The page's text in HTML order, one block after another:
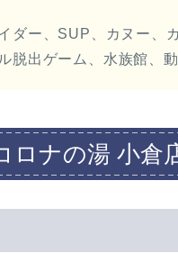
ダー、SUP、カヌー、
脱出ゲーム、水族館、
ロナの湯 小倉